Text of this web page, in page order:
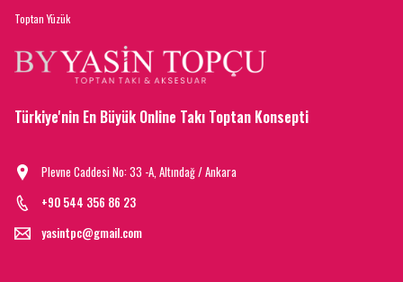
Toptan Yüzük
Türkiye'nin En Büyük Online Takı Toptan Konsepti
Plevne Caddesi No: 33 -A, Altındağ / Ankara
+90 544 356 86 23
yasintpc@gmail.com